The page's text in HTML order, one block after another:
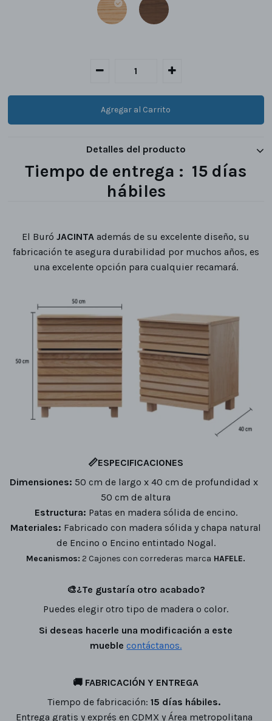
Detalles del producto
Tiempo de entrega : 15 días
hábiles
El BuróJACINTA además de su excelente diseño, su
fabricación te asegura durabilidad por muchos años, es
una excelente opción para cualquier recamará.
📏ESPECIFICACIONES
Dimensiones: 50 cm de largo x 40 cm de profundidad x
50 cm de altura
Estructura: Patas en madera sólida de encino.
Materiales: Fabricado con madera sólida y chapa natural
de Encino o Encino entintado Nogal.
Mecanismos: 2 Cajones con correderas marca HAFELE.
🎨¿Te gustaría otro acabado?
Puedes elegir otro tipo de madera o color.
Si deseas hacerle una modificación a este
mueble contáctanos.
🚚 FABRICACIÓN Y ENTREGA
Tiempo de fabricación:15 días hábiles.
Entrega gratis y exprés en CDMX y Área metropolitana